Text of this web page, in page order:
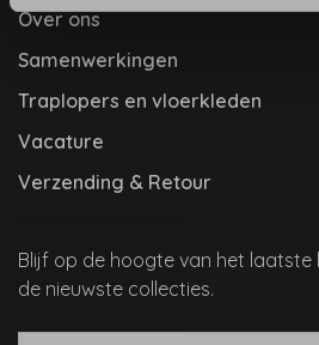
Over ons
Samenwerkingen
Traplopers en vloerkleden
Vacature
Verzending & Retour
Blijf op de hoogte van het laatste
de nieuwste collecties.